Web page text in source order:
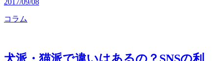
2017/09/08
コラム